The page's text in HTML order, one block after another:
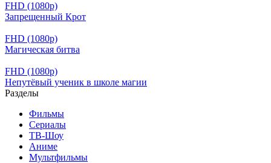
FHD (1080p)
Запрещенный Крот
FHD (1080p)
Магическая битва
FHD (1080p)
Непутёвый ученик в школе магии
Разделы
Фильмы
Сериалы
ТВ-Шоу
Аниме
Мультфильмы